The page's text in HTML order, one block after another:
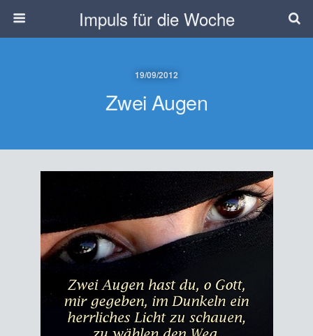
Impuls für die Woche
19/09/2012
Zwei Augen